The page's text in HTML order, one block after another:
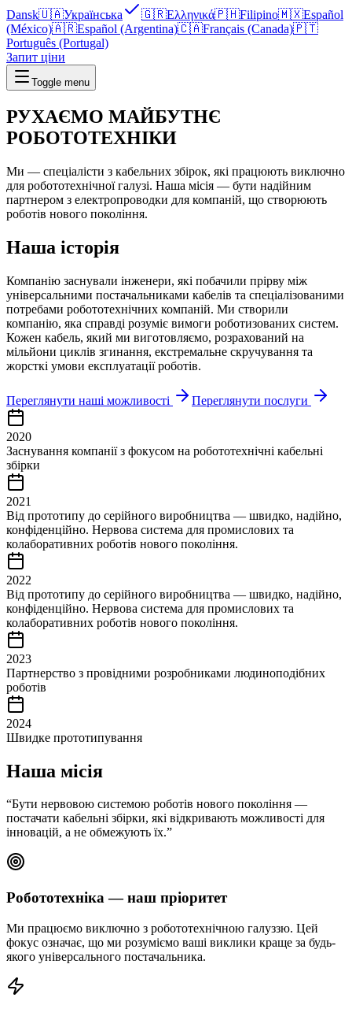
Dansk🇺🇦Українська 🇬🇷Ελληνικά🇵🇭Filipino🇲🇽Español
(México)🇦🇷Español (Argentina)🇨🇦Français (Canada)🇵🇹
Português (Portugal)
Запит ціни
Toggle menu
РУХАЄМО МАЙБУТНЄ
РОБОТОТЕХНІКИ
Ми — спеціалісти з кабельних збірок, які працюють виключно
для робототехнічної галузі. Наша місія — бути надійним
партнером з електропроводки для компаній, що створюють
роботів нового покоління.
Наша історія
Компанію заснували інженери, які побачили прірву між
універсальними постачальниками кабелів та спеціалізованими
потребами робототехнічних компаній. Ми створили
компанію, яка справді розуміє вимоги роботизованих систем.
Кожен кабель, який ми виготовляємо, розрахований на
мільйони циклів згинання, екстремальне скручування та
жорсткі умови експлуатації роботів.
Переглянути наші можливості Переглянути послуги
2020
Заснування компанії з фокусом на робототехнічні кабельні
збірки
2021
Від прототипу до серійного виробництва — швидко, надійно,
конфіденційно. Нервова система для промислових та
колаборативних роботів нового покоління.
2022
Від прототипу до серійного виробництва — швидко, надійно,
конфіденційно. Нервова система для промислових та
колаборативних роботів нового покоління.
2023
Партнерство з провідними розробниками людиноподібних
роботів
2024
Швидке прототипування
Наша місія
“Бути нервовою системою роботів нового покоління —
постачати кабельні збірки, які відкривають можливості для
інновацій, а не обмежують їх.”
Робототехніка — наш пріоритет
Ми працюємо виключно з робототехнічною галуззю. Цей
фокус означає, що ми розуміємо ваші виклики краще за будь-
якого універсального постачальника.